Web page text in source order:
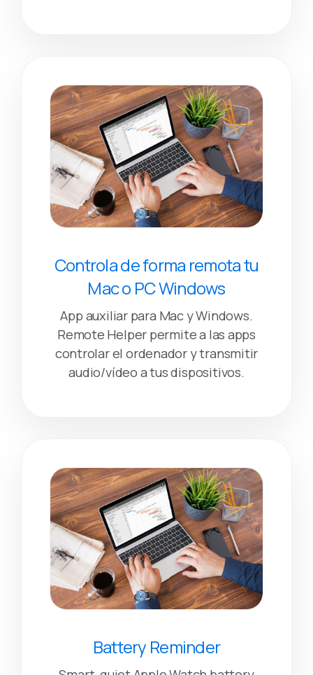
Controla de forma remota tu
Mac o PC Windows
App auxiliar para Mac y Windows.
Remote Helper permite a las apps
controlar el ordenador y transmitir
audio/vídeo a tus dispositivos.
Battery Reminder